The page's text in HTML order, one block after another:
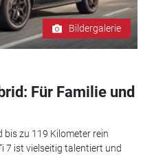
Bildergalerie
Für Familie und
bis zu 119 Kilometer rein
7 ist vielseitig talentiert und